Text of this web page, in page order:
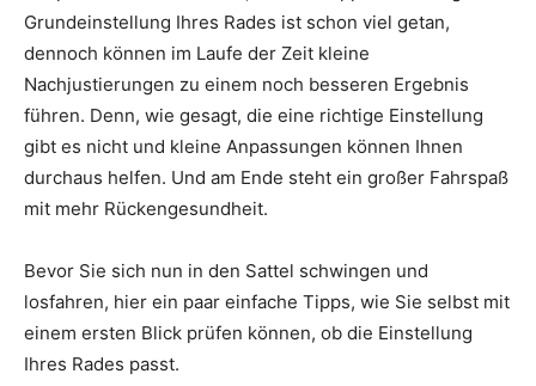
Grundeinstellung Ihres Rades ist schon viel getan,
dennoch können im Laufe der Zeit kleine
Nachjustierungen zu einem noch besseren Ergebnis
führen. Denn, wie gesagt, die eine richtige Einstellung
gibt es nicht und kleine Anpassungen können Ihnen
durchaus helfen. Und am Ende steht ein großer Fahrspaß
mit mehr Rückengesundheit.
Bevor Sie sich nun in den Sattel schwingen und
losfahren, hier ein paar einfache Tipps, wie Sie selbst mit
einem ersten Blick prüfen können, ob die Einstellung
Ihres Rades passt.